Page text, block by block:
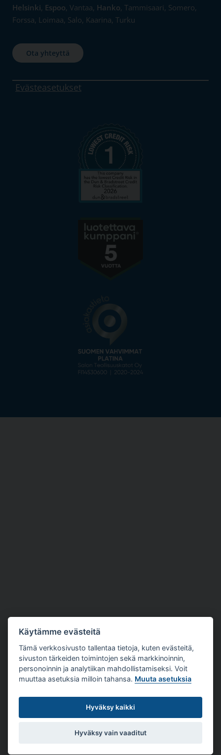
Helsinki, Espoo, Vantaa, Hanko, Tammisaari, Somero,
Forssa, Loimaa, Salo, Kaarina, Turku
Ota yhteyttä
Evästeasetukset
Käytämme evästeitä
Tämä verkkosivusto tallentaa tietoja, kuten evästeitä,
sivuston tärkeiden toimintojen sekä markkinoinnin,
personoinnin ja analytiikan mahdollistamiseksi. Voit
muuttaa asetuksia milloin tahansa. Muuta asetuksia
Hyväksy kaikki
Hyväksy vain vaaditut